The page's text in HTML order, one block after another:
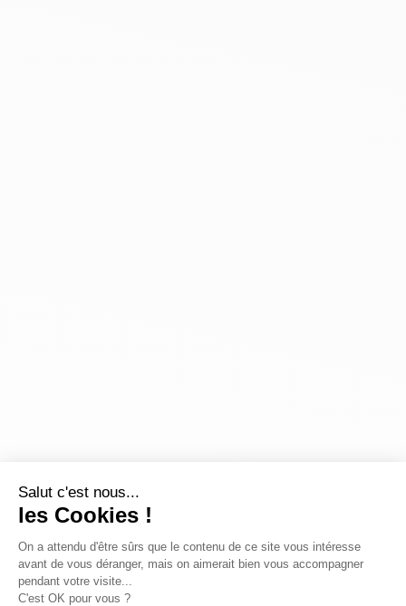
Salut c'est nous...
les Cookies !
On a attendu d'être sûrs que le contenu de ce site vous intéresse
avant de vous déranger, mais on aimerait bien vous accompagner
pendant votre visite...
C'est OK pour vous ?